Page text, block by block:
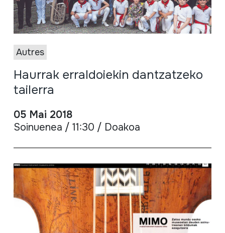
Autres
Haurrak erraldoiekin dantzatzeko
tailerra
05 Mai 2018
Soinuenea / 11:30 / Doakoa